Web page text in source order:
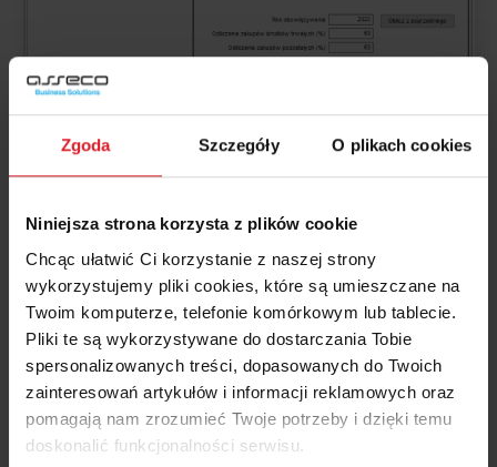
Zgoda Szczegóły O plikach cookies
Niniejsza strona korzysta z plików cookie
Chcąc ułatwić Ci korzystanie z naszej strony
wykorzystujemy pliki cookies, które są umieszczane na
Twoim komputerze, telefonie komórkowym lub tablecie.
Pliki te są wykorzystywane do dostarczania Tobie
spersonalizowanych treści, dopasowanych do Twoich
zainteresowań artykułów i informacji reklamowych oraz
pomagają nam zrozumieć Twoje potrzeby i dzięki temu
doskonalić funkcjonalności serwisu.
księgować dokumenty z odliczeniem VATCzęściowym A
lub B lub C, gdzie:
Częściowe A→Do odliczenia = Podatek naliczony *
„Odliczenie zakupów pozostałych (%)”
Częściowe B→Do odliczenia = Podatek naliczony *
„Współczynnik preproporcji (%)”
Częściowe C →Do odliczenia = (Podatek naliczony *